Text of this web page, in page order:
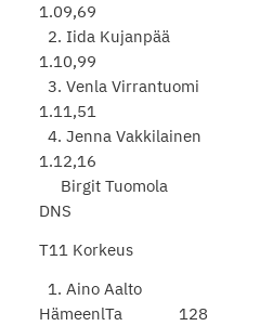
1.09,69
2. Iida Kujanpää
1.10,99
3. Venla
1.11,51
4. Jenna
1.12,16
Birgit Tuomola
DNS
T11 Korkeus
1. Aino Aalto
HämeenlTa 128